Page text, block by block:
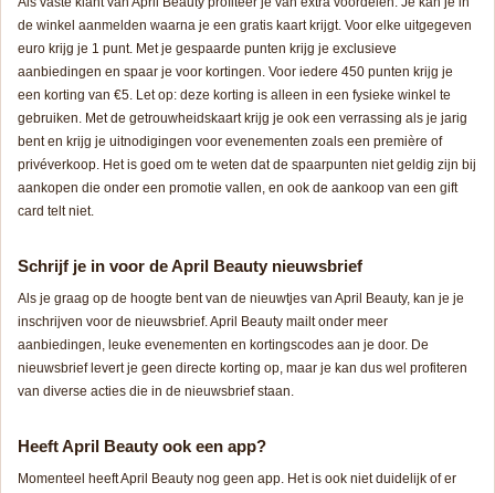
de winkel aanmelden waarna je een gratis kaart krijgt. Voor elke uitgegeven
euro krijg je 1 punt. Met je gespaarde punten krijg je exclusieve
aanbiedingen en spaar je voor kortingen. Voor iedere 450 punten krijg je
een korting van €5. Let op: deze korting is alleen in een fysieke winkel te
gebruiken. Met de getrouwheidskaart krijg je ook een verrassing als je jarig
bent en krijg je uitnodigingen voor evenementen zoals een première of
privéverkoop. Het is goed om te weten dat de spaarpunten niet geldig zijn bij
aankopen die onder een promotie vallen, en ook de aankoop van een gift
card telt niet.
Schrijf je in voor de April Beauty nieuwsbrief
Als je graag op de hoogte bent van de nieuwtjes van April Beauty, kan je je
inschrijven voor de nieuwsbrief. April Beauty mailt onder meer
aanbiedingen, leuke evenementen en kortingscodes aan je door. De
nieuwsbrief levert je geen directe korting op, maar je kan dus wel profiteren
van diverse acties die in de nieuwsbrief staan.
Heeft April Beauty ook een app?
Momenteel heeft April Beauty nog geen app. Het is ook niet duidelijk of er